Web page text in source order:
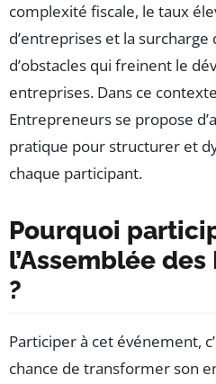
complexité fiscale, le taux
d’entreprises et la
d’obstacles qui freinent le
entreprises. Dans ce
Entrepreneurs se propose
pratique pour structurer et
chaque participant.
Pourquoi
l’Assemblée
?
Participer à cet événement,
chance de transformer son